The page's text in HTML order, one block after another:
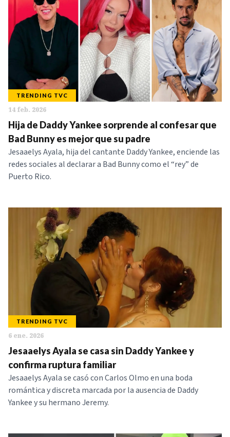
IR
Categorias:
NOTICIAS
SERIES
TRENDING TVC
14 feb. 2026
Hija de Daddy Yankee sorprende al confesar que
Bad Bunny es mejor que su padre
Jesaaelys Ayala, hija del cantante Daddy Yankee, enciende las
redes sociales al declarar a Bad Bunny como el “rey” de
Puerto Rico.
TRENDING TVC
6 ene. 2026
Jesaaelys Ayala se casa sin Daddy Yankee y
confirma ruptura familiar
Jesaaelys Ayala se casó con Carlos Olmo en una boda
romántica y discreta marcada por la ausencia de Daddy
Yankee y su hermano Jeremy.